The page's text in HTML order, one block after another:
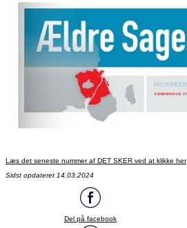
Læs det seneste nummer af DET SKER ved at klikke her
Sidst opdateret 14.03.2024
Del på facebook